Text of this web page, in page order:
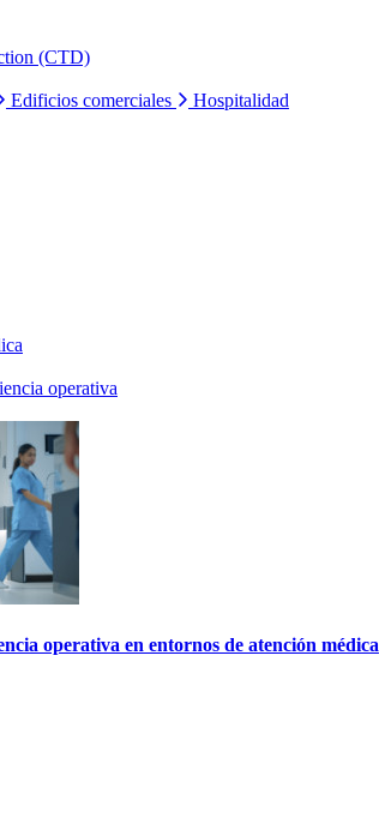
(CTD)
Edificios comerciales Hospitalidad
operativa
operativa en entornos de atención médica